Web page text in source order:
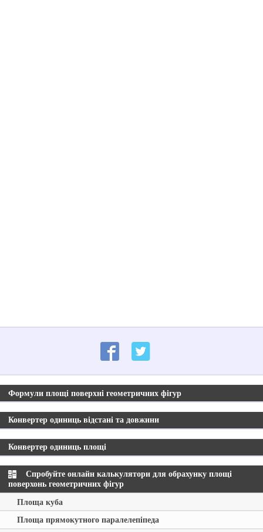
Формули площі поверхні геометричних фігур
Конвертер одиниць відстані та довжини
Конвертер одиниць площі
Спробуйте онлайн калькулятори для обрахунку площі
поверхонь геометричних фігур
Площа куба
Площа прямокутного паралелепіпеда